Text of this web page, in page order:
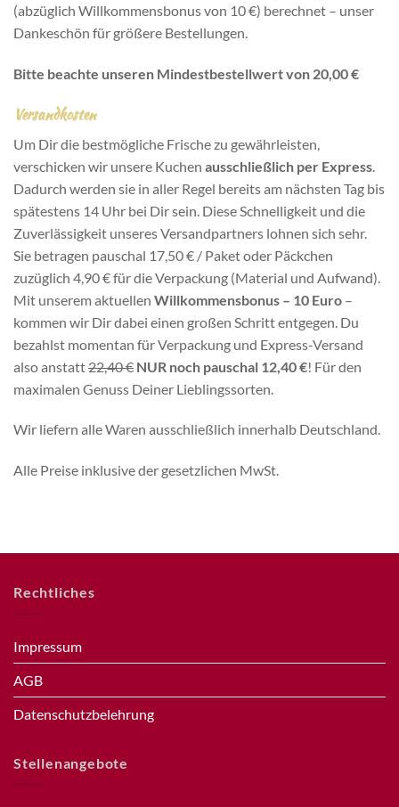
(abzüglich Willkommensbonus von 10 €) berechnet – unser
Dankeschön für größere Bestellungen.
Bitte beachte unseren Mindestbestellwert von 20,00 €
Versandkosten
Um Dir die bestmögliche Frische zu gewährleisten,
verschicken wir unsere Kuchen ausschließlich per Express
Dadurch werden sie in aller Regel bereits am nächsten Tag bis
spätestens 14 Uhr bei Dir sein. Diese Schnelligkeit und die
Zuverlässigkeit unseres Versandpartners lohnen sich sehr.
Sie betragen pauschal 17,50 € / Paket oder Päckchen
zuzüglich 4,90 € für die Verpackung (Material und Aufwand).
Mit unserem aktuellen Willkommensbonus – 10 Euro –
kommen wir Dir dabei einen großen Schritt entgegen. Du
bezahlst momentan für Verpackung und Express-Versand
also anstatt22,40 € NUR noch pauschal 12,40 €! Für den
maximalen Genuss Deiner Lieblingssorten.
Wir liefern alle Waren ausschließlich innerhalb Deutschland.
Alle Preise inklusive der gesetzlichen MwSt.
Rechtliches
Impressum
AGB
Datenschutzbelehrung
Stellenangebote